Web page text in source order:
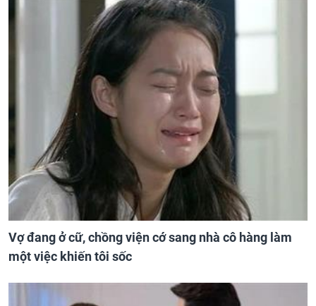
Vợ đang ở cữ, chồng viện cớ sang nhà cô hàng làm
một việc khiến tôi sốc